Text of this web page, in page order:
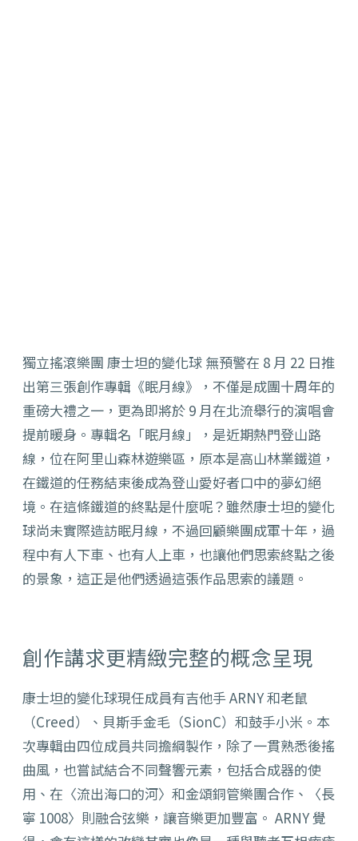
獨立搖滾樂團 康士坦的變化球 無預警在 8 月 22 日推
出第三張創作專輯《眠月線》，不僅是成團十周年的
重磅大禮之一，更為即將於 9 月在北流舉行的演唱會
提前暖身。專輯名「眠月線」，是近期熱門登山路
線，位在阿里山森林遊樂區，原本是高山林業鐵道，
在鐵道的任務結束後成為登山愛好者口中的夢幻絕
境。在這條鐵道的終點是什麼呢？雖然康士坦的變化
球尚未實際造訪眠月線，不過回顧樂團成軍十年，過
程中有人下車、也有人上車，也讓他們思索終點之後
的景象，這正是他們透過這張作品思索的議題。
創作講求更精緻完整的概念呈現
康士坦的變化球現任成員有吉他手 ARNY 和老鼠
（Creed）、貝斯手金毛（SionC）和鼓手小米。本
次專輯由四位成員共同擔綱製作，除了一貫熟悉後搖
曲風，也嘗試結合不同聲響元素，包括合成器的使
用、在〈流出海口的河〉和金頌銅管樂團合作、〈長
寧 1008〉則融合弦樂，讓音樂更加豐富。 ARNY 覺